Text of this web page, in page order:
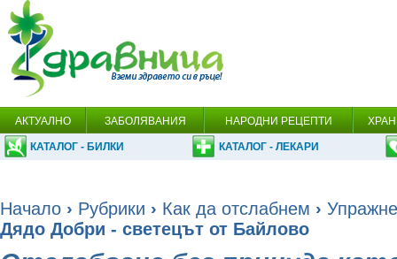
АКТУАЛНО ЗАБОЛЯВАНИЯ НАРОДНИ РЕЦЕПТИ
КАТАЛОГ - БИЛКИ КАТАЛОГ - ЛЕКАРИ
Начало › Рубрики › Как да отслабнем ›
Дядо Добри - светецът от Байлово